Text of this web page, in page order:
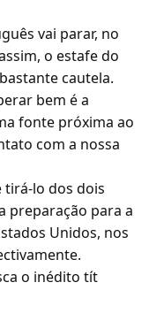
vai parar, no
o estafe do
cautela.
bem é a
fonte próxima ao
com a nossa
tirá-lo dos dois
preparação para a
Unidos, nos
o inédito tít